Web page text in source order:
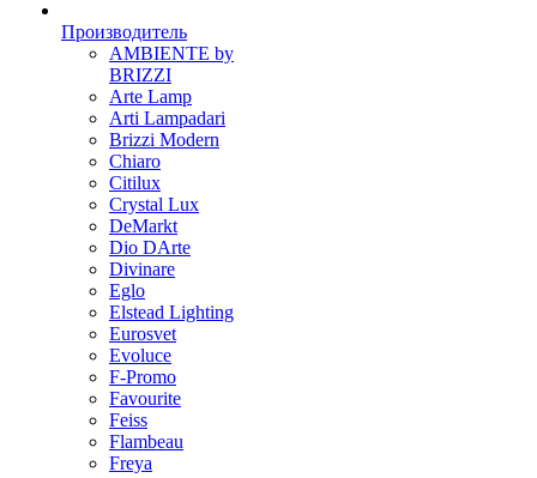
Производитель
AMBIENTE by
BRIZZI
Arte Lamp
Arti Lampadari
Brizzi Modern
Chiaro
Citilux
Crystal Lux
DeMarkt
Dio DArte
Divinare
Eglo
Elstead Lighting
Eurosvet
Evoluce
F-Promo
Favourite
Feiss
Flambeau
Freya